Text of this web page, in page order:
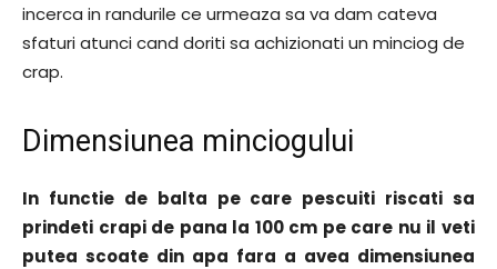
incerca in randurile ce urmeaza sa va dam cateva
sfaturi atunci cand doriti sa achizionati un minciog de
crap.
Dimensiunea minciogului
In functie de balta pe care pescuiti riscati sa
prindeti crapi de pana la 100 cm pe care nu il veti
putea scoate din apa fara a avea dimensiunea